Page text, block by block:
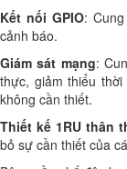
Kết nối GPIO:
cảnh báo.
Giám sát mạng:
thực, giảm thiểu
không cần thiết.
Thiết kế 1RU thân
bỏ sự cần thiết của